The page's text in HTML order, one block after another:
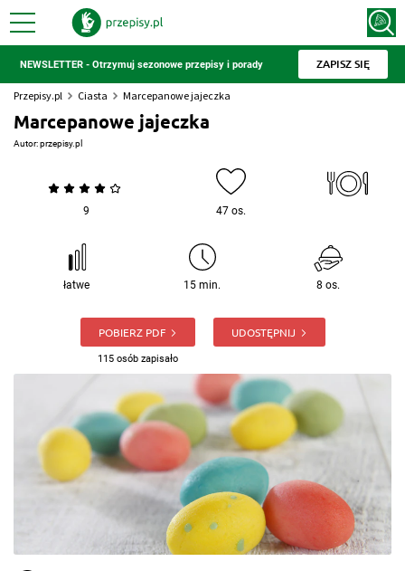
NEWSLETTER - Otrzymuj sezonowe przepisy i porady ZAPISZ SIĘ
Przepisy.pl Ciasta Marcepanowe jajeczka
Marcepanowe jajeczka
Autor:przepisy.pl
9 47 os.
łatwe 15 min. 8 os.
POBIERZ PDF
115 osób zapisało
UDOSTĘPNIJ